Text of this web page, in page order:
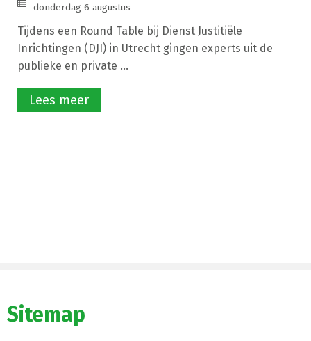
donderdag 6 augustus
Tijdens een Round Table bij Dienst Justitiële
Inrichtingen (DJI) in Utrecht gingen experts uit de
publieke en private ...
Lees meer
Sitemap